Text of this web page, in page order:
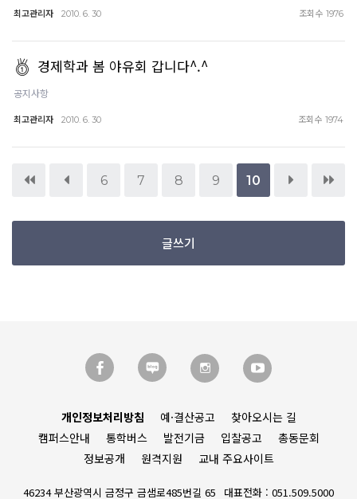
최고관리자 2010. 6. 30 조회수 1976
경제학과 봄 야유회 갑니다^.^
공지사항
최고관리자 2010. 6. 30 조회수 1974
6 7 8 9 10
글쓰기
개인정보처리방침 예·결산공고
찾아오시는 길
캠퍼스안내
통학버스 발전기금 입찰공고
총동문회
정보공개
원격지원 교내 주요사이트
46234 부산광역시 금정구 금샘로485번길 65 대표전화 : 051.509.5000